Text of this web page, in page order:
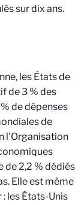
sur dix ans.
les États de
de 3 % des
de dépenses
de
l’Organisation
de 2,2 % dédiés
Elle est même
les États-Unis